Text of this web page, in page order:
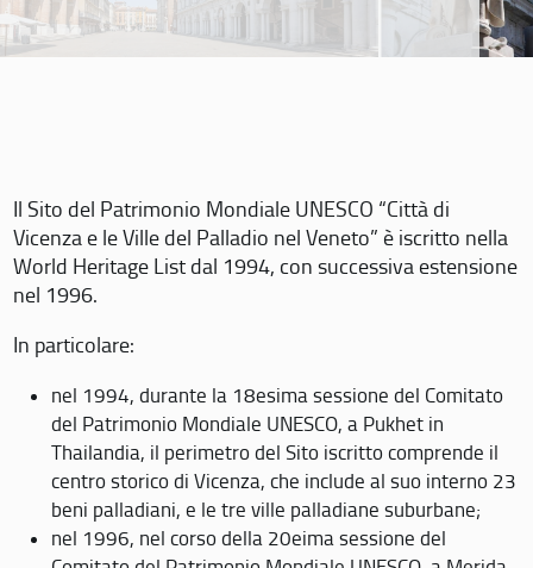
Il Sito del Patrimonio Mondiale UNESCO “Città di
Vicenza e le Ville del Palladio nel Veneto” è iscritto nella
World Heritage List dal 1994, con successiva estensione
nel 1996.
In particolare:
nel 1994, durante la 18esima sessione del Comitato
del Patrimonio Mondiale UNESCO, a Pukhet in
Thailandia, il perimetro del Sito iscritto comprende il
centro storico di Vicenza, che include al suo interno 23
beni palladiani, e le tre ville palladiane suburbane;
nel 1996, nel corso della 20eima sessione del